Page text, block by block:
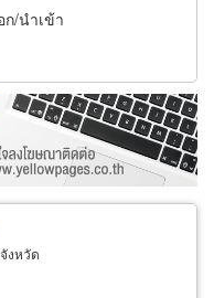
ก/นำเข้า
งหวัด